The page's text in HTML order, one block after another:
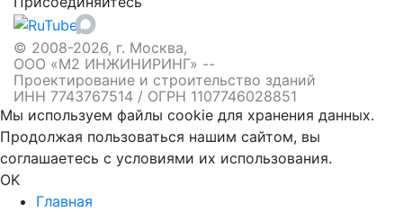
© 2008-2026, г. Москва,
ООО «М2 ИНЖИНИРИНГ» --
Проектирование и строительство зданий
ИНН 7743767514 / ОГРН 1107746028851
Мы используем файлы cookie для хранения данных.
Продолжая пользоваться нашим сайтом, вы
соглашаетесь с условиями их использования.
OK
Главная